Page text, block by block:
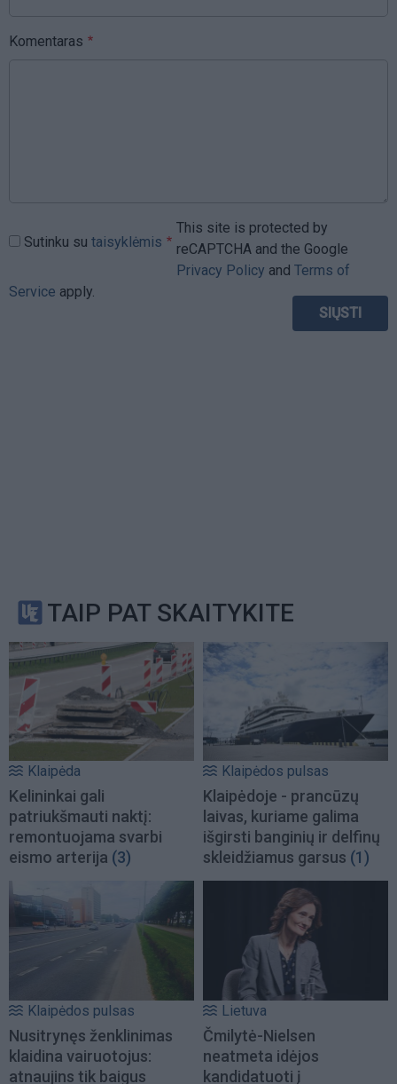
Komentaras
Sutinku su taisyklėmis
This site is protected by
reCAPTCHA and the Google
Privacy Policy and Terms of
Service apply.
TAIP PAT SKAITYKITE
Klaipėda
Kelininkai gali
patriukšmauti naktį:
remontuojama svarbi
eismo arterija (3)
Klaipėdos pulsas
Klaipėdoje - prancūzų
laivas, kuriame galima
išgirsti banginių ir delfinų
skleidžiamus garsus (1)
Klaipėdos pulsas
Nusitrynęs ženklinimas
klaidina vairuotojus:
atnaujins tik baigus
Lietuva
Čmilytė-Nielsen
neatmeta idėjos
kandidatuoti į